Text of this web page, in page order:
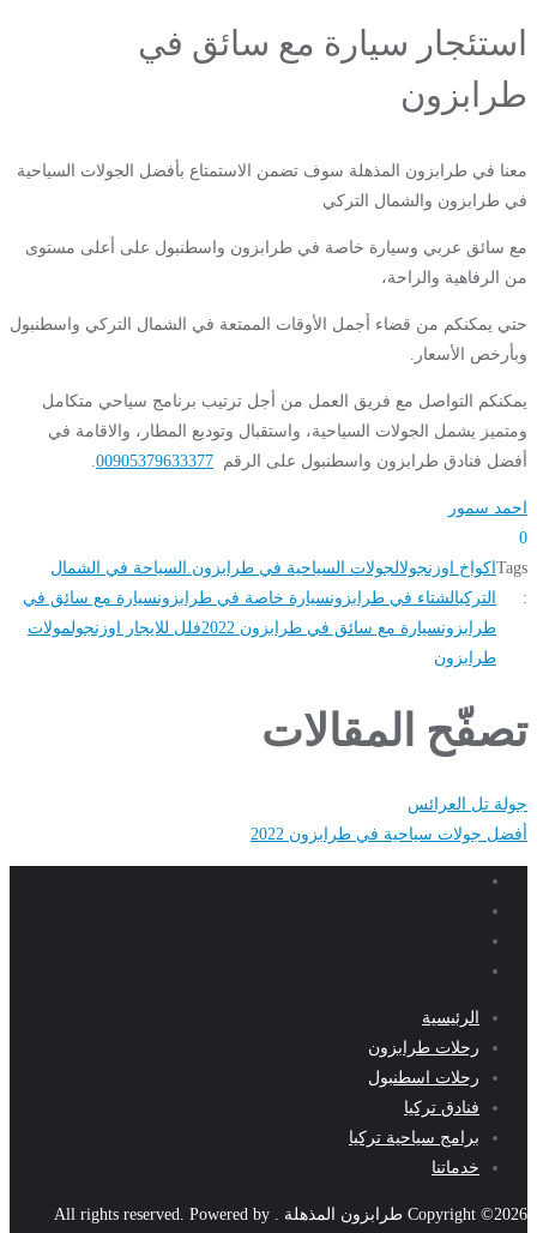
استئجار سيارة مع سائق في
طرابزون
معنا في طرابزون المذهلة سوف تضمن الاستمتاع بأفضل الجولات السياحية
في طرابزون والشمال التركي
مع سائق عربي وسيارة خاصة في طرابزون واسطنبول على أعلى مستوى
من الرفاهية والراحة،
حتي يمكنكم من قضاء أجمل الأوقات الممتعة في الشمال التركي واسطنبول
وبأرخص الأسعار.
يمكنكم التواصل مع فريق العمل من أجل ترتيب برنامج سياحي متكامل
ومتميز يشمل الجولات السياحية، واستقبال وتوديع المطار، والاقامة في
أفضل فنادق طرابزون واسطنبول على الرقم 00905379633377
.
احمد سمور
0
Tags
:
اكواخ اوزنجولالجولات السياحية في طرابزون. السياحة في الشمال
التركيالشتاء في طرابزونسيارة خاصة في طرابزونسيارة مع سائق في
طرابزونسيارة مع سائق في طرابزون 2022 فلل للايجار اوزنجولمولات
طرابزون
تصفّح المقالات
جولة تل العرائس
أفضل جولات سياحية في طرابزون 2022
الرئيسية
رحلات طرابزون
رحلات اسطنبول
فنادق تركيا
برامج سياحية تركيا
خدماتنا
Copyright ©2026 طرابزون المذهلة . All rights reserved. Powered by